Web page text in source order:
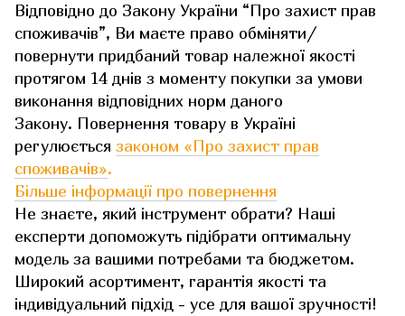
Відповідно до Закону України “Про захист прав
споживачів”, Ви маєте право обміняти/
повернути придбаний товар належної якості
протягом 14 днів з моменту покупки за умови
виконання відповідних норм даного
Закону. Повернення товару в Україні
регулюється законом «Про захист прав
споживачів».
Більше інформації про повернення
Не знаєте, який інструмент обрати? Наші
експерти допоможуть підібрати оптимальну
модель за вашими потребами та бюджетом.
Широкий асортимент, гарантія якості та
індивідуальний підхід - усе для вашої зручності!